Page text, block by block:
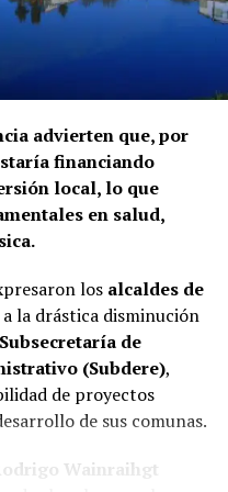
advierten que, por
financiando
local, lo que
en salud,
los alcaldes de
la drástica disminución
Subsecretaría de
(Subdere),
de proyectos
de sus comunas.
Wainraihgt